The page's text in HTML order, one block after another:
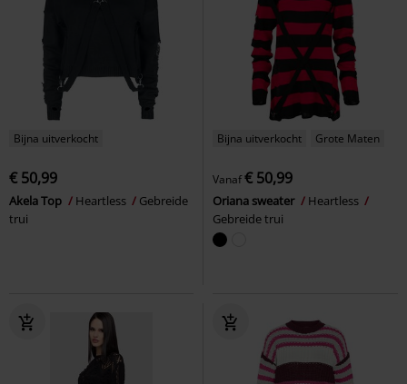
Bijna uitverkocht
€ 50,99
Akela Top Heartless
Gebreide
trui
Bijna uitverkocht Grote Maten
Vanaf€ 50,99
Oriana sweater
Heartless
Gebreide trui